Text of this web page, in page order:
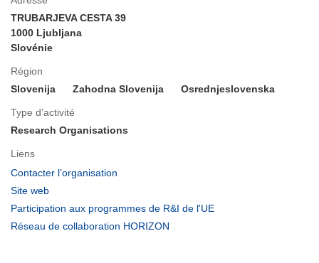
TRUBARJEVA CESTA 39
1000 Ljubljana
Slovénie
Région
Slovenija
Zahodna Slovenija Osrednjeslovenska
Type d’activité
Research Organisations
Liens
Contacter l’organisation
fenêtre)
Site web
dans
une
Participation aux programmes de R&I de l'UE
Réseau de collaboration HORIZON